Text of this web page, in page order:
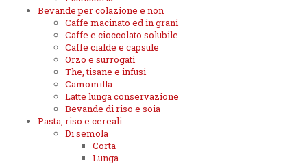
Bevande per colazione e non
Caffe macinato ed in grani
Caffe e cioccolato solubile
Caffe cialde e capsule
Orzo e surrogati
The, tisane e infusi
Camomilla
Latte lunga conservazione
Bevande di riso e soia
Pasta, riso e cereali
Di semola
Corta
Lunga